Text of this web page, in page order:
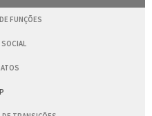
FUNÇÕES
SOCIAL